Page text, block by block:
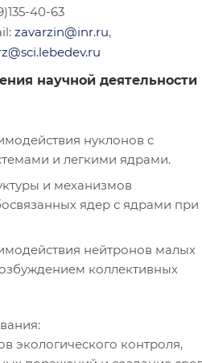
40-63
zavarzin@inr.ru,
научной деятельности
нуклонов с
и легкими ядрами.
и механизмов
ядер с ядрами при
нейтронов малых
коллективных
экологического контроля,